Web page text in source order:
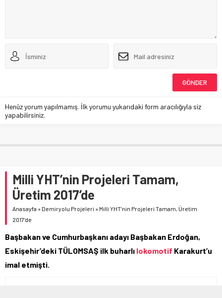
Henüz yorum yapılmamış. İlk yorumu yukarıdaki form aracılığıyla siz
yapabilirsiniz.
Milli YHT’nin Projeleri Tamam,
Üretim 2017’de
Anasayfa » Demiryolu Projeleri » Milli YHT’nin Projeleri Tamam, Üretim
2017’de
Başbakan ve Cumhurbaşkanı adayı Başbakan Erdoğan,
Eskişehir’deki TÜLOMSAŞ ilk buharlı lokomotif Karakurt’u
imal etmişti.